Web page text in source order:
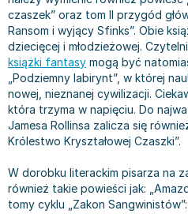
Chemia - książki
Książki o fizyce i astronomii
Geografia - książki
Inne
Książki do matematyki
Książki medyczne
Książki do nauk przyrodniczych
nauki ścisłe
Książki do nauk społecznych
Poznawanie świata dla dzieci
Książki o zainteresowaniach
Książki dla dzieci 6-8 lat
Książki do nauki czytania 6-8
Książki do nauki języków
Książki do nauki pisania i
Kreatywne i aktywizujące
Poznawanie świata dla dzieci
Książki o zainteresowaniach
Napoje - książki
Książki: Poradniki
Inne
Książki: Dom, ogród - poradniki
Książki: Hobby - poradniki
Książki: Moda, uroda, savoir
Książki pamiątkowe
Katarzyna Grochola
Ewa Nowak
Robin Cook
Carlos Ruiz Zafon
Konrad Gaca
Jerzy Zięba
Jodi Picoult
Abbi Glines
Alfred Szklarski
czaszek” oraz tom II przygód
Ransom i wyjący Sfinks”. Obie
dziecięcej i młodzieżowej.
książki fantasy mogą być
„Podziemny labirynt”, w której
nowej, nieznanej cywilizacji.
która trzyma w napięciu. Do
Jamesa Rollinsa zalicza się
Królestwo Kryształowej Czaszki”.
W dorobku literackim pisarza na
również takie powieści jak:
tomy cyklu „Zakon